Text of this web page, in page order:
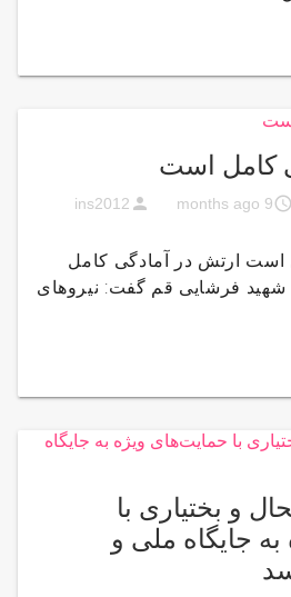
کامل است
access_time
9 months ago
person
ins2012
است ارتش در آمادگی کامل
شهید فرشایی قم گفت: نیرو‌های
و بختیاری با
جایگاه ملی و